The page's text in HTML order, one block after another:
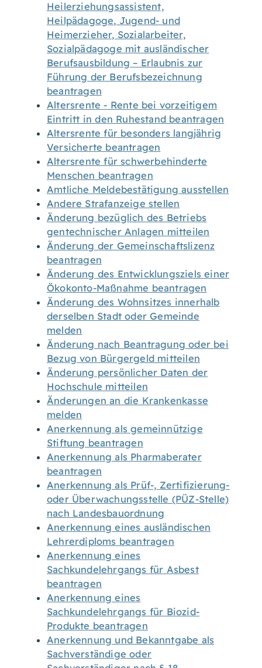
Heilerziehungsassistent,
Heilpädagoge, Jugend- und
Heimerzieher, Sozialarbeiter,
Sozialpädagoge mit ausländischer
Berufsausbildung – Erlaubnis zur
Führung der Berufsbezeichnung
beantragen
Altersrente - Rente bei vorzeitigem
Eintritt in den Ruhestand beantragen
Altersrente für besonders langjährig
Versicherte beantragen
Altersrente für schwerbehinderte
Menschen beantragen
Amtliche Meldebestätigung ausstellen
Andere Strafanzeige stellen
Änderung bezüglich des Betriebs
gentechnischer Anlagen mitteilen
Änderung der Gemeinschaftslizenz
beantragen
Änderung des Entwicklungsziels einer
Ökokonto-Maßnahme beantragen
Änderung des Wohnsitzes innerhalb
derselben Stadt oder Gemeinde
melden
Änderung nach Beantragung oder bei
Bezug von Bürgergeld mitteilen
Änderung persönlicher Daten der
Hochschule mitteilen
Änderungen an die Krankenkasse
melden
Anerkennung als gemeinnützige
Stiftung beantragen
Anerkennung als Pharmaberater
beantragen
Anerkennung als Prüf-, Zertifizierung-
oder Überwachungsstelle (PÜZ-Stelle)
nach Landesbauordnung
Anerkennung eines ausländischen
Lehrerdiploms beantragen
Anerkennung eines
Sachkundelehrgangs für Asbest
beantragen
Anerkennung eines
Sachkundelehrgangs für Biozid-
Produkte beantragen
Anerkennung und Bekanntgabe als
Sachverständige oder